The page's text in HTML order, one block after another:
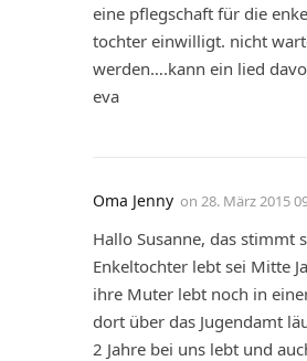
eine pflegschaft für die
tochter einwilligt. nicht
werden….kann ein lied
eva
Oma Jenny on 28. März 2015
Hallo Susanne, das stimmt
Enkeltochter lebt sei Mitte
ihre Muter lebt noch in
dort über das Jugendamt
2 Jahre bei uns lebt und